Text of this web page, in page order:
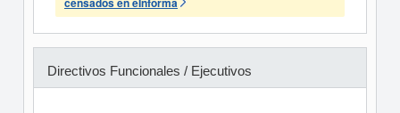
Directivos Funcionales / Ejecutivos